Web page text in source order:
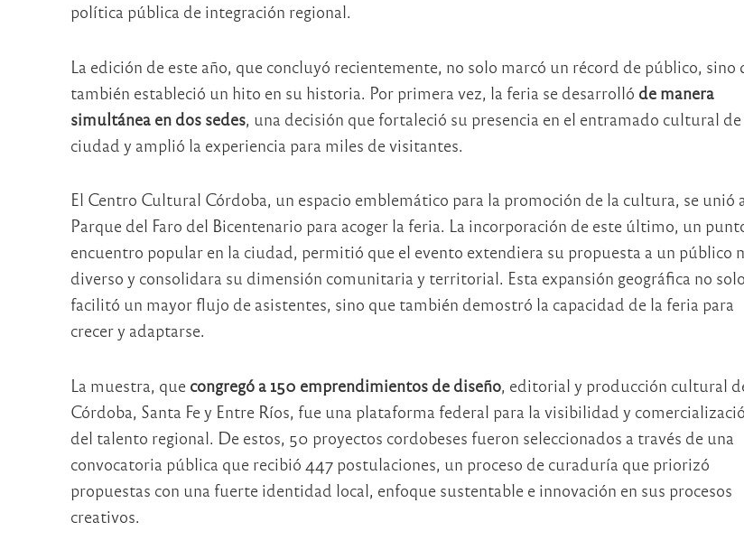
política pública de integración regional.
La edición de este año, que concluyó recientemente, no solo marcó un récord de público, sino
también estableció un hito en su historia. Por primera vez, la feria se desarrolló de manera
simultánea en dos sedes, una decisión que fortaleció su presencia en el entramado cultural de
ciudad y amplió la experiencia para miles de visitantes.
El Centro Cultural Córdoba, un espacio emblemático para la promoción de la cultura, se unió
Parque del Faro del Bicentenario para acoger la feria. La incorporación de este último, un
encuentro popular en la ciudad, permitió que el evento extendiera su propuesta a un público
diverso y consolidara su dimensión comunitaria y territorial. Esta expansión geográfica no solo
facilitó un mayor flujo de asistentes, sino que también demostró la capacidad de la feria para
crecer y adaptarse.
La muestra, que congregó a 150 emprendimientos de diseño, editorial y producción cultural
Córdoba, Santa Fe y Entre Ríos, fue una plataforma federal para la visibilidad y
del talento regional. De estos, 50 proyectos cordobeses fueron seleccionados a través de una
convocatoria pública que recibió 447 postulaciones, un proceso de curaduría que priorizó
propuestas con una fuerte identidad local, enfoque sustentable e innovación en sus procesos
creativos.